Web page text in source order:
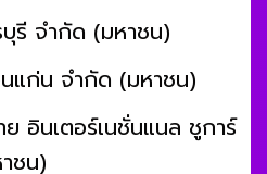
รี จำกัด (มหาชน)
แก่น จำกัด (มหาชน)
อินเตอร์เนชั่นแนล ชูการ์
ชน)